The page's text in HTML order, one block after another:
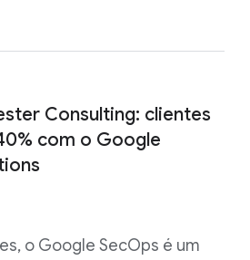
Consulting: clientes
com o Google
o Google SecOps é um